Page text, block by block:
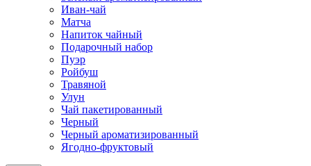
Иван-чай
Матча
Напиток чайный
Подарочный набор
Пуэр
Ройбуш
Травяной
Улун
Чай пакетированный
Черный
Черный ароматизированный
Ягодно-фруктовый